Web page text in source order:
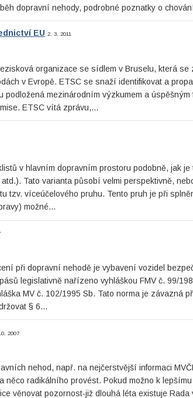
dopravní nehody, podrobné poznatky o
EU 2. 3. 2011
organizace se sídlem v Bruselu, která se
v Evropě. ETSC se snaží identifikovat a
mezinárodním výzkumem a úspěšným
ETSC vítá zprávu,…
v hlavním dopravním prostoru podobně, jak je
Tato varianta působí velmi perspektivně,
tzv. víceúčelového pruhu. Tento pruh je při
možné…
při dopravní nehodě je vybavení vozidel
legislativně nařízeno vyhláškou FMV č. 99/
MV č. 102/1995 Sb. Tato norma je závazná
§ 6…
2007
nehod, např. na nejčerstvější informaci
radikálního provést. Pokud možno k
věnovat pozornost-již dlouhá léta existuje